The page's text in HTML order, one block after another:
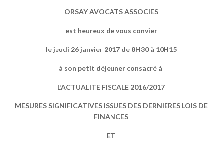
ORSAY AVOCATS ASSOCIES
est heureux de vous convier
le jeudi 26 janvier 2017 de 8H30 à 10H15
à son petit déjeuner consacré à
L’ACTUALITE FISCALE 2016/2017
MESURES SIGNIFICATIVES ISSUES DES DERNIERES LOIS DE
FINANCES
ET